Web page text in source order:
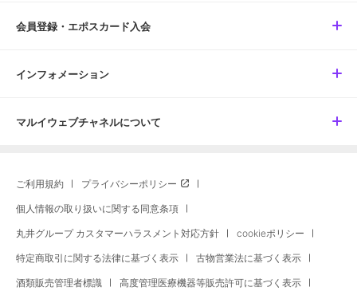
会員登録・エポスカード入会
インフォメーション
マルイウェブチャネルについて
ご利用規約 プライバシーポリシー
個人情報の取り扱いに関する同意条項
丸井グループ カスタマーハラスメント対応方針 cookieポリシー
特定商取引に関する法律に基づく表示 古物営業法に基づく表示
酒類販売管理者標識 高度管理医療機器等販売許可に基づく表示